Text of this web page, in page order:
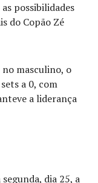
possibilidades
do Copão Zé
masculino, o
a 0, com
a liderança
dia 25, a